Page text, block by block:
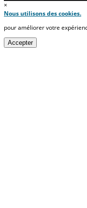
×
Nous utilisons des cookies.
pour améliorer votre
Accepter